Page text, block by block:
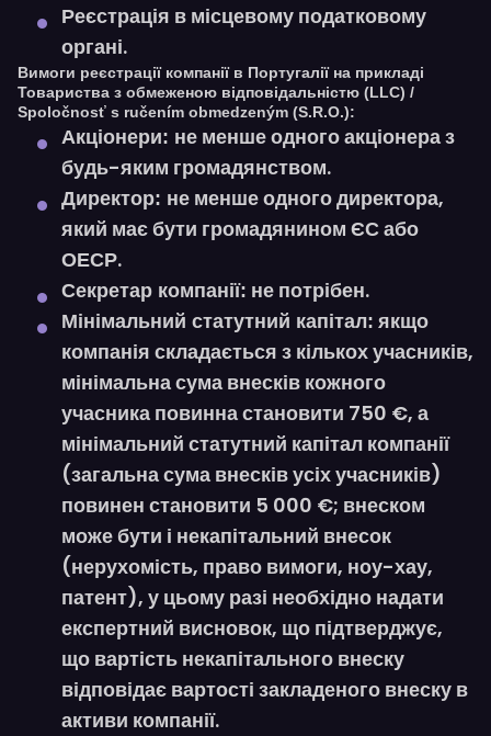
Реєстрація в місцевому податковому
органі.
Вимоги реєстрації компанії в Португалії на прикладі
Товариства з обмеженою відповідальністю (LLC) /
Spoločnosť s ručením obmedzeným (S.R.O.):
Акціонери: не менше одного акціонера з
будь-яким громадянством.
Директор: не менше одного директора,
який має бути громадянином ЄС або
ОЕСР.
Секретар компанії: не потрібен.
Мінімальний статутний капітал: якщо
компанія складається з кількох учасників,
мінімальна сума внесків кожного
учасника повинна становити 750 €, а
мінімальний статутний капітал компанії
(загальна сума внесків усіх учасників)
повинен становити 5 000 €; внеском
може бути і некапітальний внесок
(нерухомість, право вимоги, ноу-хау,
патент), у цьому разі необхідно надати
експертний висновок, що підтверджує,
що вартість некапітального внеску
відповідає вартості закладеного внеску в
активи компанії.